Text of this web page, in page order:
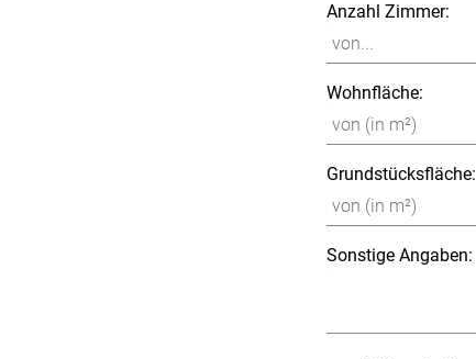
Anzahl Zimmer:
Wohnfläche:
Grundstücksfläche:
Sonstige Angaben: